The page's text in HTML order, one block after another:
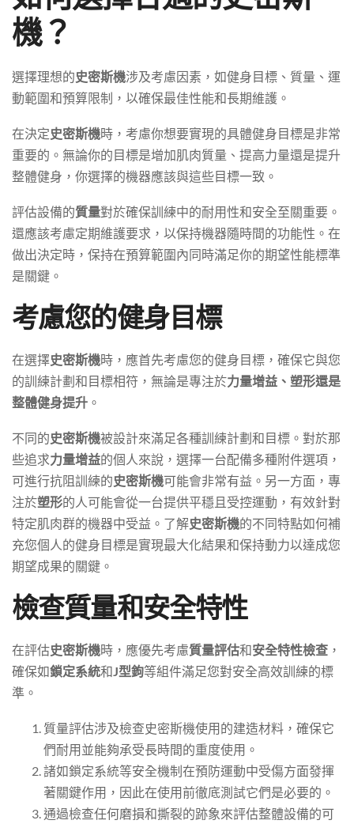
機？
選擇理想的史密斯機涉及考慮因素，如健身目標、質量、運
動範圍和預算限制，以確保最佳性能和長期維護。
在決定史密斯機時，考慮你想要實現的具體健身目標是非常
重要的。無論你的目標是增加肌肉質量、提高力量還是提升
整體健身，你選擇的機器應該與這些目標一致。
評估設備的質量對於確保訓練中的耐用性和安全至關重要。
還應該考慮定期維護要求，以保持機器隨時間的功能性。在
做出決定時，保持在預算範圍內同時滿足你的期望性能標準
是關鍵。
考慮您的健身目標
在選擇史密斯機時，應首先考慮您的健身目標，確保它與您
的訓練計劃和目標相符，無論是專注於力量增益、塑形還是
整體健身提升 。
不同的史密斯機被設計來滿足各種訓練計劃和目標。對於那
些追求力量增益的個人來說，選擇一台配備多種附件選項，
可進行抗阻訓練的史密斯機可能會非常有益。另一方面，專
注於塑形的人可能會從一台提供平穩且受控運動，有效針對
特定肌肉群的機器中受益。了解史密斯機的不同特點如何補
充您個人的健身目標是實現最大化結果和保持動力以達成您
期望成果的關鍵。
檢查質量和安全特性
在評估史密斯機時，應優先考慮質量評估和安全特性檢查 ，
確保如鎖定系統和J型鉤等組件滿足您對安全高效訓練的標
準。
質量評估涉及檢查史密斯機使用的建造材料，確保它
們耐用並能夠承受長時間的重度使用。
諸如鎖定系統等安全機制在預防運動中受傷方面發揮
著關鍵作用，因此在使用前徹底測試它們是必要的。
通過檢查任何磨損和撕裂的跡象來評估整體設備的可